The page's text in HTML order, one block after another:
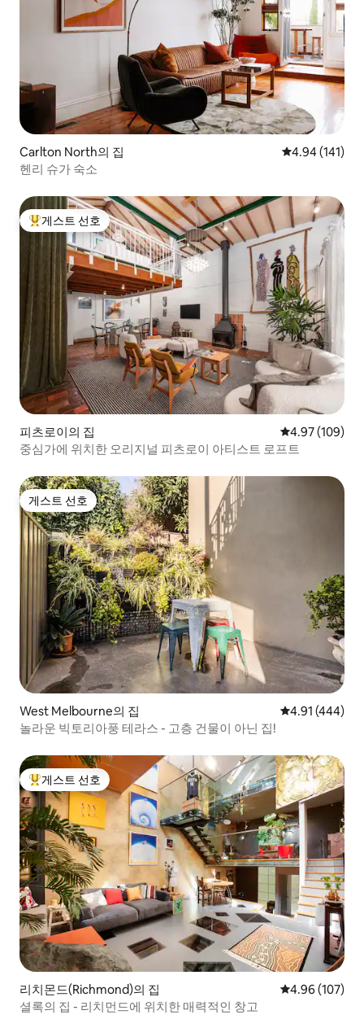
Carlton North의 집 평점 4.94점(5
4.94 (141)
헨리 슈가 숙소
상위 게스트 선호
게스트 선호
피츠로이의 집 평점 4.97점(5
4.97 (109)
중심가에 위치한 오리지널 피츠로이 아티스트 로프트
게스트 선호
게스트 선호
West Melbourne의 집 평점 4.91점(5
4.91 (444)
놀라운 빅토리아풍 테라스 - 고층 건물이 아닌 집!
상위 게스트 선호
게스트 선호
리치몬드(Richmond)의 집 평점 4.96점(5
4.96 (107)
셜록의 집 - 리치먼드에 위치한 매력적인 창고